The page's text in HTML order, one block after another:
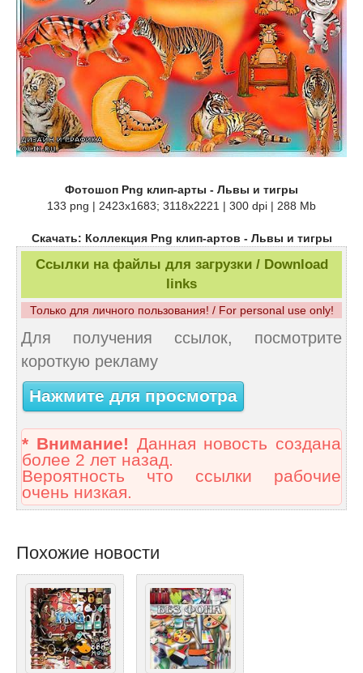
Фотошоп Png клип-арты - Львы и тигры
133 png | 2423x1683; 3118х2221 | 300 dpi | 288 Mb
Скачать: Коллекция Png клип-артов - Львы и тигры
Ссылки на файлы для загрузки / Download
links
Только для личного пользования! / For personal use only!
Для получения ссылок, посмотрите
короткую рекламу
Нажмите для просмотра
* Внимание! Данная новость создана
более 2 лет назад.
Вероятность что ссылки рабочие
очень низкая.
Похожие новости